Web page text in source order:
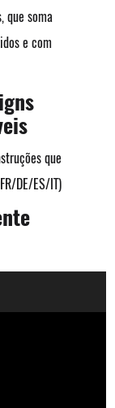
que soma
e com
que
DE/ES/IT)